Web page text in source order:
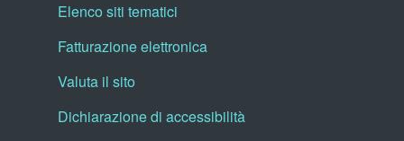
Elenco siti tematici
Fatturazione elettronica
Valuta il sito
Dichiarazione di accessibilità